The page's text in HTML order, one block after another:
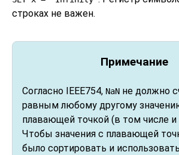
строках не важен.
Примечание
Согласно IEEE754, NaN не должно
равным любому другому
плавающей точкой (в том числе
Чтобы значения с плавающей
было сортировать и